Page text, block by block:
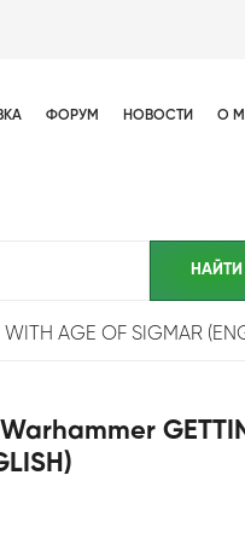
ФОРУМ НОВОСТИ О
AGE OF SIGMAR